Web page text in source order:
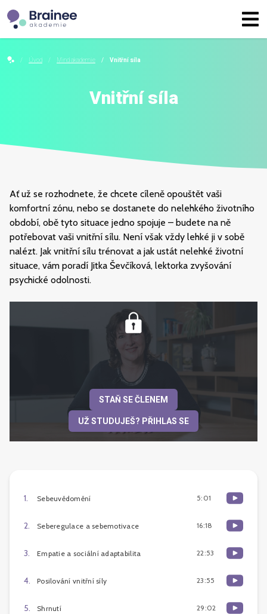
Úvod Mind akademie Vnitřní síla
Vnitřní síla
Ať už se rozhodnete, že chcete cíleně opouštět vaši
komfortní zónu, nebo se dostanete do nelehkého životního
období, obě tyto situace jedno spojuje – budete na ně
potřebovat vaši vnitřní sílu. Není však vždy lehké ji v sobě
nalézt. Jak vnitřní sílu trénovat a jak ustát nelehké životní
situace, vám poradí Jitka Ševčíková, lektorka zvyšování
psychické odolnosti.
STAŇ SE ČLENEM
UŽ STUDUJEŠ? PŘIHLAS SE
1. Sebeuvědomění 5:01
2. Seberegulace a sebemotivace 16:18
3. Empatie a sociální adaptabilita 22:53
4. Posilování vnitřní síly 23:55
5. Shrnutí 29:02